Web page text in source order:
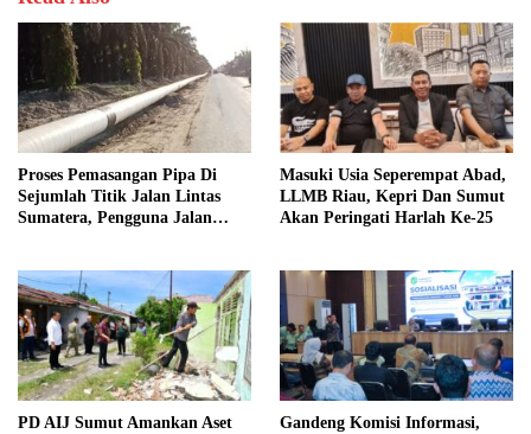
Proses Pemasangan Pipa Di
Sejumlah Titik Jalan Lintas
Sumatera, Pengguna Jalan
Masuki Usia Seperempat Abad,
LLMB Riau, Kepri Dan Sumut
Akan Peringati Harlah Ke-25
PD AIJ Sumut Amankan Aset
Gandeng Komisi Informasi,